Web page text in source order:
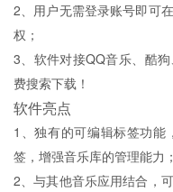
2、用户无需登录账号即可
权；
3、软件对接QQ音乐、酷
费搜索下载！
软件亮点
1、独有的可编辑标签功能
签，增强音乐库的管理能力；
2、与其他音乐应用结合，